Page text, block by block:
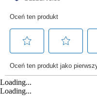
Loading...
Loading...